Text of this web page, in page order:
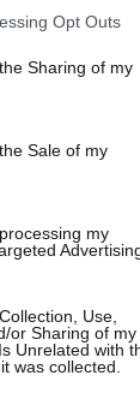
app uses
usage behaviour.
and its
Opt Outs
Sharing of my
Sale of my
my
Use,
or Sharing of my
Unrelated with
was collected.
δε μ
με το
δεν
να
στο
στους
στην
14:58